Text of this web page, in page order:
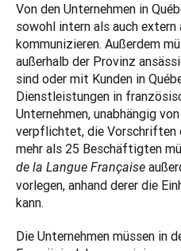
Von den Unternehmen in
sowohl intern als auch
kommunizieren. Außerdem
außerhalb der Provinz
sind oder mit Kunden in
Dienstleistungen in
Unternehmen, unabhängig
verpflichtet, die Vorschriften
mehr als 25 Beschäftigten
de la Langue Française
vorlegen, anhand derer die
kann.
Die Unternehmen müssen in